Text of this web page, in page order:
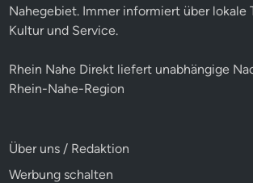
Nahegebiet. Immer informiert über lokale
Kultur und Service.
Rhein Nahe Direkt liefert unabhängige
Rhein-Nahe-Region
Über uns / Redaktion
Werbung schalten